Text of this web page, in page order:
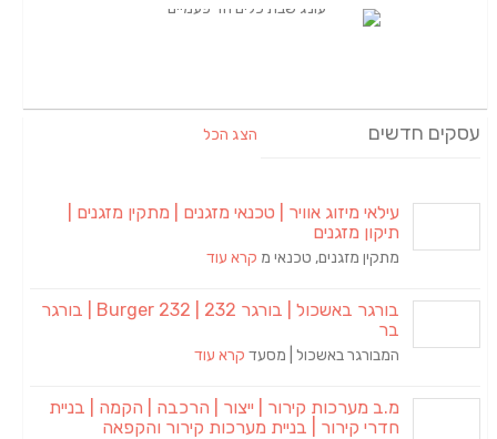
עסקים חדשים הצג הכל
עילאי מיזוג אוויר | טכנאי מזגנים | מתקין מזגנים |
תיקון מזגנים
מתקין מזגנים, טכנאי מ קרא עוד
בורגר באשכול | בורגר 232 | Burger 232 | בורגר
בר
המבורגר באשכול | מסעד קרא עוד
מ.ב מערכות קירור | ייצור | הרכבה | הקמה | בניית
חדרי קירור | בניית מערכות קירור והקפאה